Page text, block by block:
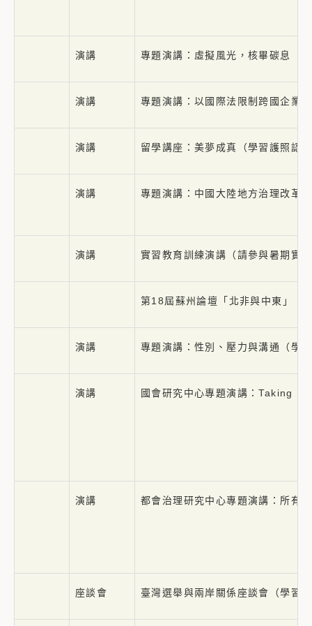
演講 專題演講：虛擬風光，核畢碳息（
演講 專題演講：以國際法限制跨國企業
演講 留學講座：美夢成真（學習護照認
演講 專題演講：中國大陸地方治理改革
演講 實習教育訓練演講（請參與暑期實
第18屆蘇州論壇「北非與中東」（
演講 專題演講：性別、壓力與溝通（學
演講 國會研究中心專題演講：Taking
演講 都會治理研究中心專題演講：所有
座談會 臺灣選舉與兩岸關係座談會（學習